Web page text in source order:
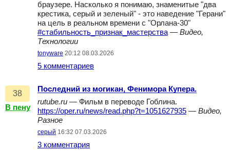
браузере. Насколько я понимаю, знаменитые "два
крестика, серый и зеленый" - это наведение "Герани"
на цель в реальном времени с "Орлана-30"
#стабильность_признак_мастерства — Видео,
Технологии
tonyware 20:12 08.03.2026
5 комментариев
38
В пену
Последний из могикан, Фенимора Купера.
rutube.ru — Фильм в переводе Гоблина.
https://oper.ru/news/read.php?t=1051627935 — Видео,
Разное
серый 16:32 07.03.2026
3 комментария